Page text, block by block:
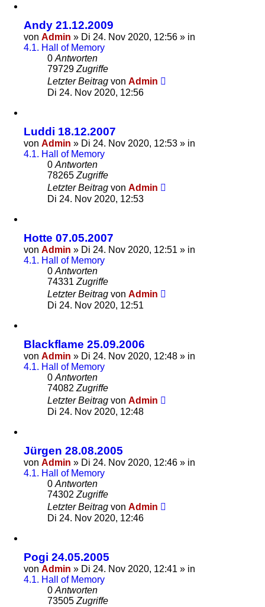
Andy 21.12.2009
von Admin » Di 24. Nov 2020, 12:56 » in
4.1. Hall of Memory
0Antworten
79729Zugriffe
Letzter Beitrag von Admin
Di 24. Nov 2020, 12:56
Luddi 18.12.2007
von Admin » Di 24. Nov 2020, 12:53 » in
4.1. Hall of Memory
0Antworten
78265Zugriffe
Letzter Beitrag von Admin
Di 24. Nov 2020, 12:53
Hotte 07.05.2007
von Admin » Di 24. Nov 2020, 12:51 » in
4.1. Hall of Memory
0Antworten
74331Zugriffe
Letzter Beitrag von Admin
Di 24. Nov 2020, 12:51
Blackflame 25.09.2006
von Admin » Di 24. Nov 2020, 12:48 » in
4.1. Hall of Memory
0Antworten
74082Zugriffe
Letzter Beitrag von Admin
Di 24. Nov 2020, 12:48
Jürgen 28.08.2005
von Admin » Di 24. Nov 2020, 12:46 » in
4.1. Hall of Memory
0Antworten
74302Zugriffe
Letzter Beitrag von Admin
Di 24. Nov 2020, 12:46
Pogi 24.05.2005
von Admin » Di 24. Nov 2020, 12:41 » in
4.1. Hall of Memory
0Antworten
73505Zugriffe